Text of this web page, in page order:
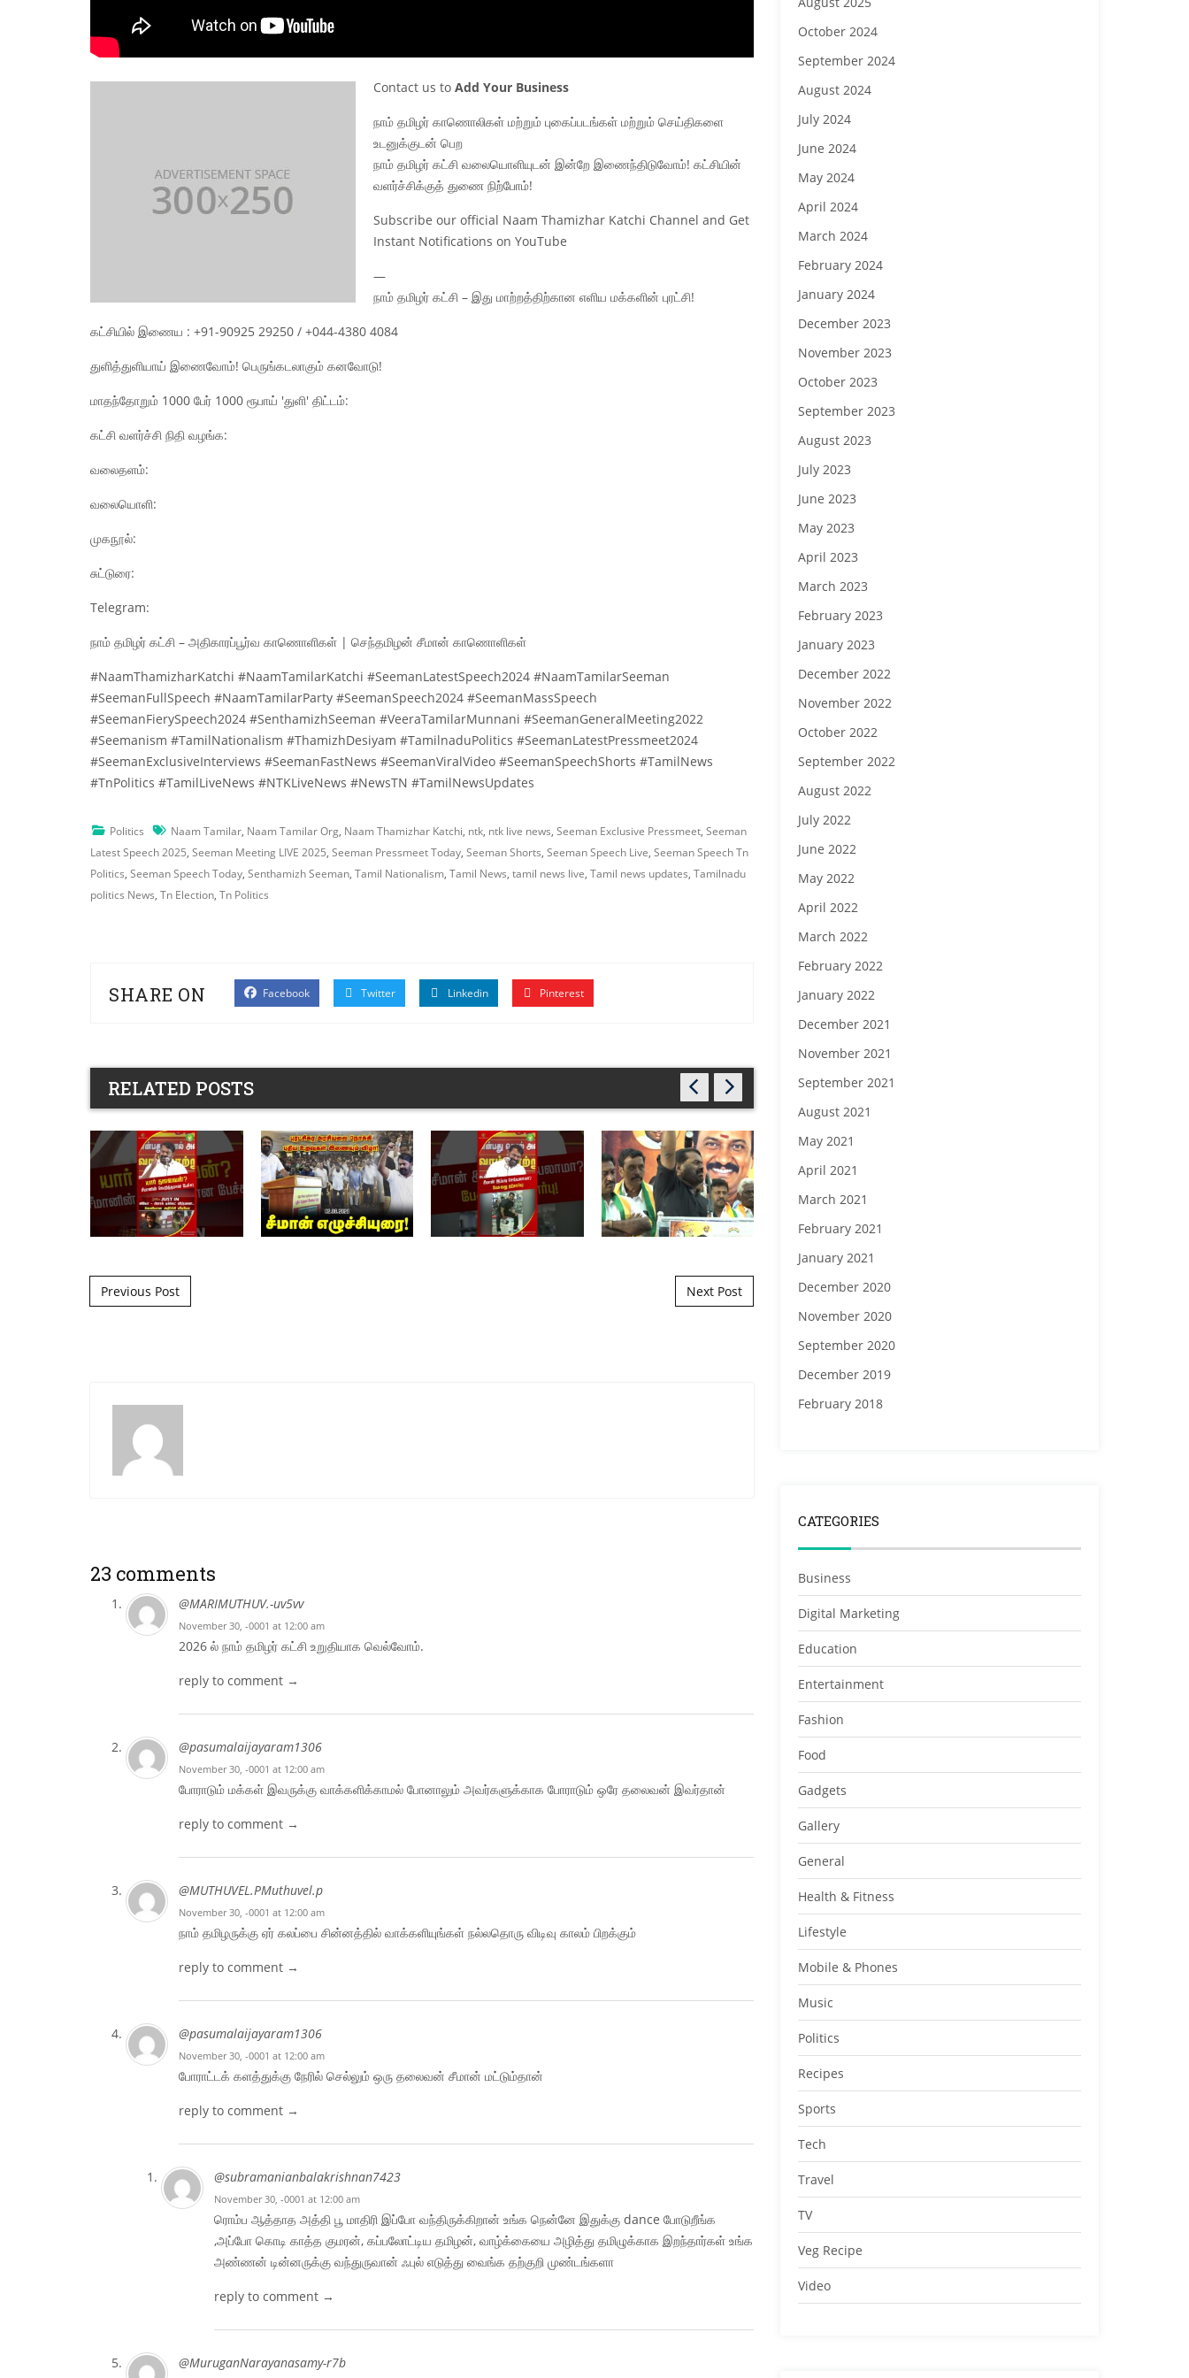
Contact us to Add Your Business
நாம் தமிழர் காணொலிகள் மற்றும் புகைப்படங்கள் மற்றும் செய்திகளை
உடனுக்குடன் பெற
நாம் தமிழர் கட்சி வலையொளியுடன் இன்றே இணைந்திடுவோம்! கட்சியின்
வளர்ச்சிக்குத் துணை நிற்போம்!
Subscribe our official Naam Thamizhar Katchi Channel and Get
Instant Notifications on YouTube
—
நாம் தமிழர் கட்சி – இது மாற்றத்திற்கான எளிய மக்களின் புரட்சி!
கட்சியில் இணைய : +91-90925 29250 / +044-4380 4084
துளித்துளியாய் இணைவோம்! பெருங்கடலாகும் கனவோடு!
மாதந்தோறும் 1000 பேர் 1000 ரூபாய் 'துளி' திட்டம்:
கட்சி வளர்ச்சி நிதி வழங்க:
வலைதளம்:
வலையொளி:
முகநூல்:
சுட்டுரை:
Telegram:
நாம் தமிழர் கட்சி – அதிகாரப்பூர்வ காணொளிகள் | செந்தமிழன் சீமான் காணொளிகள்
#NaamThamizharKatchi #NaamTamilarKatchi #SeemanLatestSpeech2024 #NaamTamilarSeeman
#SeemanFullSpeech #NaamTamilarParty #SeemanSpeech2024 #SeemanMassSpeech
#SeemanFierySpeech2024 #SenthamizhSeeman #VeeraTamilarMunnani #SeemanGeneralMeeting2022
#Seemanism #TamilNationalism #ThamizhDesiyam #TamilnaduPolitics #SeemanLatestPressmeet2024
#SeemanExclusiveInterviews #SeemanFastNews #SeemanViralVideo #SeemanSpeechShorts #TamilNews
#TnPolitics #TamilLiveNews #NTKLiveNews #NewsTN #TamilNewsUpdates
Politics Naam Tamilar, Naam Tamilar Org, Naam Thamizhar Katchi, ntk, ntk live news, Seeman Exclusive Pressmeet, Seeman
Latest Speech 2025, Seeman Meeting LIVE 2025, Seeman Pressmeet Today, Seeman Shorts, Seeman Speech Live, Seeman Speech Tn
Politics, Seeman Speech Today, Senthamizh Seeman, Tamil Nationalism, Tamil News, tamil news live, Tamil news updates, Tamilnadu
politics News, Tn Election, Tn Politics
SHARE ON Facebook Twitter Linkedin Pinterest
RELATED POSTS
Post navigation
Previous Post Next Post
23 comments
@MARIMUTHUV.-uv5vv
November 30, -0001 at 12:00 am
2026 ல் நாம் தமிழர் கட்சி உறுதியாக வெல்வோம்.
reply to comment →
@pasumalaijayaram1306
November 30, -0001 at 12:00 am
போராடும் மக்கள் இவருக்கு வாக்களிக்காமல் போனாலும் அவர்களுக்காக போராடும் ஒரே தலைவன் இவர்தான்
reply to comment →
@MUTHUVEL.PMuthuvel.p
November 30, -0001 at 12:00 am
நாம் தமிழருக்கு ஏர் கலப்பை சின்னத்தில் வாக்களியுங்கள் நல்லதொரு விடிவு காலம் பிறக்கும்
reply to comment →
@pasumalaijayaram1306
November 30, -0001 at 12:00 am
போராட்டக் களத்துக்கு நேரில் செல்லும் ஒரு தலைவன் சீமான் மட்டும்தான்
reply to comment →
@subramanianbalakrishnan7423
November 30, -0001 at 12:00 am
ரொம்ப ஆத்தாத அத்தி பூ மாதிரி இப்போ வந்திருக்கிறான் உங்க நென்னே இதுக்கு dance போடுறீங்க
,அப்போ கொடி காத்த குமரன், கப்பலோட்டிய தமிழன், வாழ்க்கையை அழித்து தமிழுக்காக இறந்தார்கள் உங்க
அண்ணன் டின்னருக்கு வந்துருவான் ஃபுல் எடுத்து வைங்க தற்குறி முண்டங்களா
reply to comment →
@MuruganNarayanasamy-r7b
October 2024
September 2024
August 2024
July 2024
June 2024
May 2024
April 2024
March 2024
February 2024
January 2024
December 2023
November 2023
October 2023
September 2023
August 2023
July 2023
June 2023
May 2023
April 2023
March 2023
February 2023
January 2023
December 2022
November 2022
October 2022
September 2022
August 2022
July 2022
June 2022
May 2022
April 2022
March 2022
February 2022
January 2022
December 2021
November 2021
September 2021
August 2021
May 2021
April 2021
March 2021
February 2021
January 2021
December 2020
November 2020
September 2020
December 2019
February 2018
CATEGORIES
Business
Digital Marketing
Education
Entertainment
Fashion
Food
Gadgets
Gallery
General
Health & Fitness
Lifestyle
Mobile & Phones
Music
Politics
Recipes
Sports
Tech
Travel
TV
Veg Recipe
Video